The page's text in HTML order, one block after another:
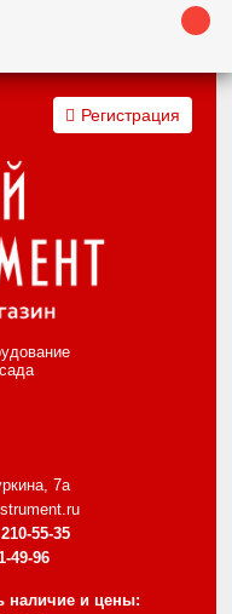
7а
55-35
49-96
наличие и цены:
Регистрация